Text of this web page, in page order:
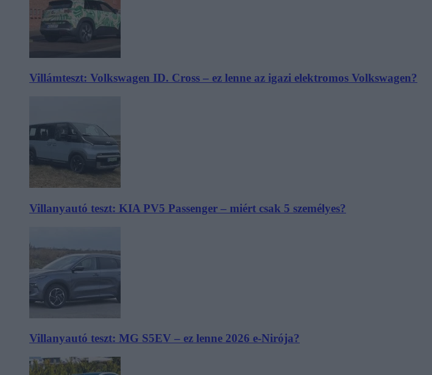
Villámteszt: Volkswagen ID. Cross – ez lenne az igazi elektromos Volkswagen?
Villanyautó teszt: KIA PV5 Passenger – miért csak 5 személyes?
Villanyautó teszt: MG S5EV – ez lenne 2026 e-Nirója?